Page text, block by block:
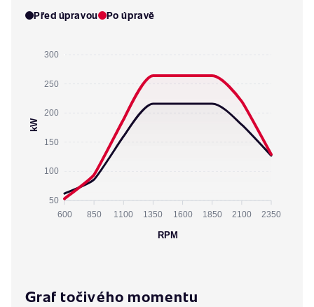
Před úpravou Po úpravě
300
250
200
150
100
50
kW
600 850 1100 1350 1600 1850 2100 2350
RPM
Graf točivého momentu